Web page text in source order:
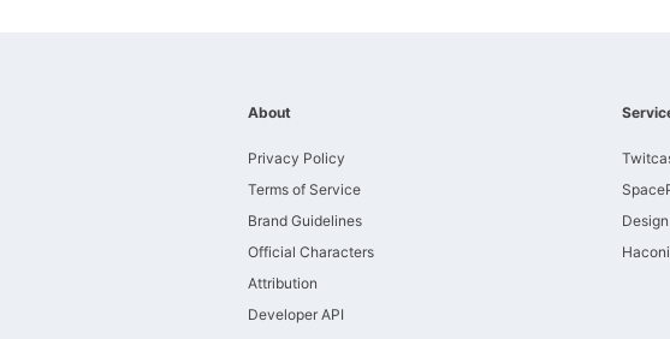
About
Privacy Policy
Terms of Service
Brand Guidelines
Official Characters
Attribution
Developer API